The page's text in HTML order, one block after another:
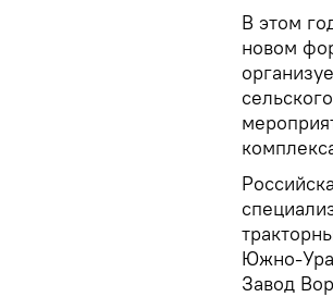
В этом
новом
Южно-
Завод